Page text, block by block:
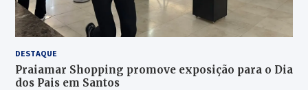
DESTAQUE
Praiamar Shopping promove exposição para o Dia
dos Pais em Santos